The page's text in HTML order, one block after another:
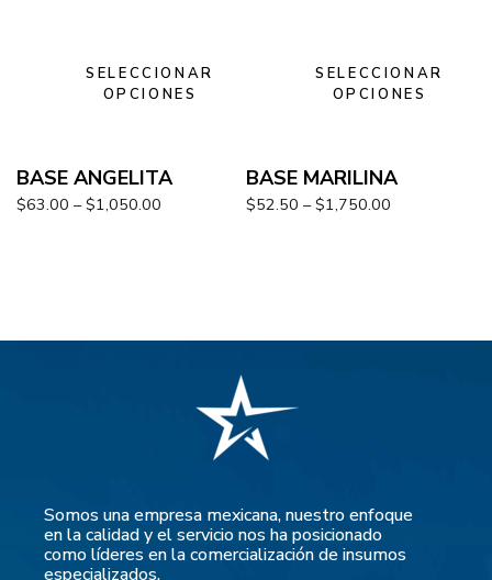
SELECCIONAR
OPCIONES
BASE ANGELITA
$63.00 – $1,050.00
SELECCIONAR
OPCIONES
BASE MARILINA
$52.50 – $1,750.00
Somos una empresa mexicana, nuestro enfoque
en la calidad y el servicio nos ha posicionado
como líderes en la comercialización de insumos
especializados.